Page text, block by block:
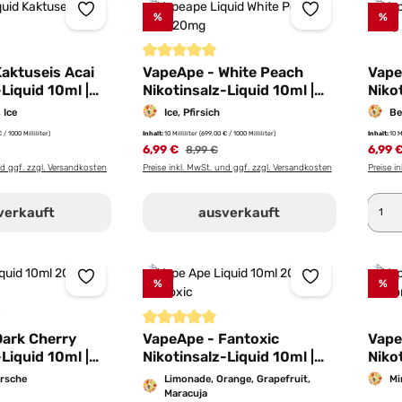
Acai
10ml |
Ice
/ 1000 Milliliter)
Preis:
ggf. zzgl. Versandkosten
%
Durchschnittliche Bewertung von 5 von 5
VapeApe - White Peach
Nikotinsalz-Liquid 10ml |
20mg/ml
Ice, Pfirsich
Inhalt:10 Milliliter (699,00 € / 1000 Milliliter)
6,99 € Regulärer Preis:
8,99 €
Preise inkl. MwSt. und ggf. zzgl. Versandkosten
ausverkauft
%
Inhalt:10
6,99
Preise
Bewertung von 5 von 5 Sternen
Cherry
10ml |
%
Durchschnittliche Bewertung von 5 von 5
VapeApe - Fantoxic
Nikotinsalz-Liquid 10ml |
20mg/ml
Limonade, Orange, Grapefruit,
Maracuja
%